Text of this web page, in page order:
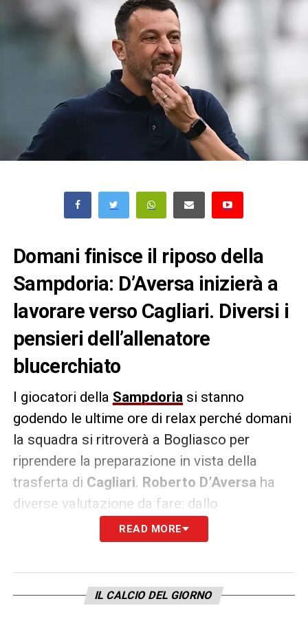
Domani finisce il riposo della
Sampdoria: D’Aversa inizierà a
lavorare verso Cagliari. Diversi i
pensieri dell’allenatore
blucerchiato
I giocatori della Sampdoria si stanno
godendo le ultime ore di relax perché domani
la squadra si ritroverà a Bogliasco per
riprendere la preparazione in vista della
trasferta di Cagliari. Roberto D’Aversa ha
diverse valutazione da fare: dallo
schieramento tattico agli infortunati,
passando per le condizioni dei nazionali.
non sembrano, dal punto di vista
READ MORE
IL CALCIO DEL GIORNO